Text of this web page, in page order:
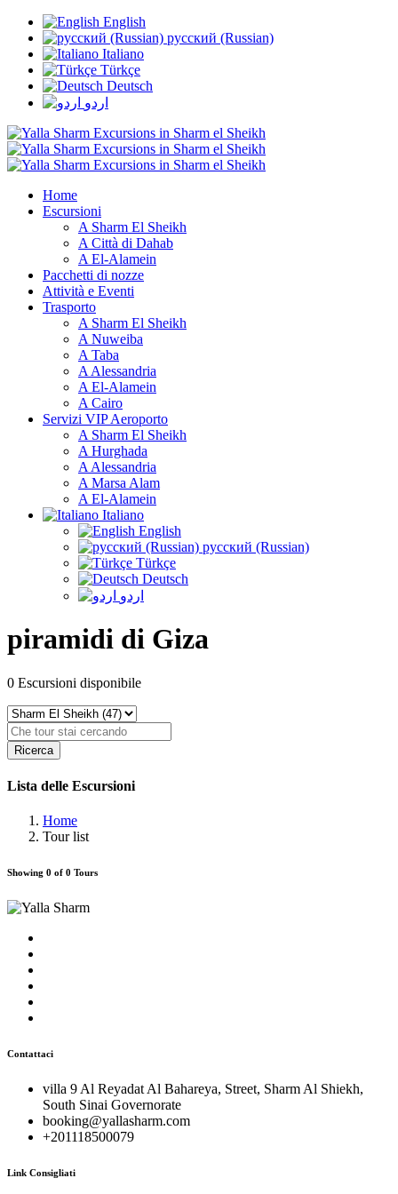
English
русский (Russian)
Italiano
Türkçe
Deutsch
اردو
Home
Escursioni
A Sharm El Sheikh
A Città di Dahab
A El-Alamein
Pacchetti di nozze
Attività e Eventi
Trasporto
A Sharm El Sheikh
A Nuweiba
A Taba
A Alessandria
A El-Alamein
A Cairo
Servizi VIP Aeroporto
A Sharm El Sheikh
A Hurghada
A Alessandria
A Marsa Alam
A El-Alamein
Italiano
English
русский (Russian)
Türkçe
Deutsch
اردو
piramidi di Giza
0 Escursioni disponibile
Ricerca
Lista delle Escursioni
Home
Tour list
Showing 0 of 0 Tours
Contattaci
villa 9 Al Reyadat Al Bahareya, Street, Sharm Al Shiekh,
South Sinai Governorate
booking@yallasharm.com
+201118500079
Link Consigliati